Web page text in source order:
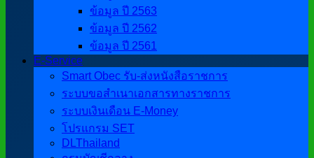
ข้อมูล ปี 2563
ข้อมูล ปี 2562
ข้อมูล ปี 2561
E-Service
Smart Obec รับ-ส่งหนังสือราชการ
ระบบขอสำเนาเอกสารทางราชการ
ระบบเงินเดือน E-Money
โปรแกรม SET
DLThailand